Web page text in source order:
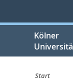
springen
Kölner
Start